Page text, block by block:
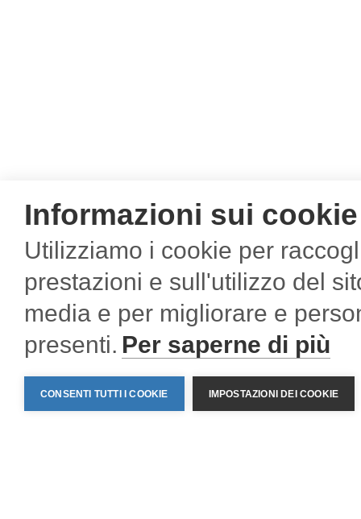
Home / applicazioni /
Sistemi d'ANTENNA al servizio
Poynting per TRASPORTI, MARINA, INDUSTRIA,
METERING
/ Soluzioni wireless
Contatti
Sartelco Sistemi S.r.l.
Via Torri Bianche, 1
20871 Vimercate (MB) - Italy
Tel +39-039-62905.1
Fax +39-039-62905.99
info@sartelco.it
C. F.,
Informazioni sui
Utilizziamo i cookie per
prestazioni e sull'utilizzo del
media e per migliorare e
presenti. Per saperne di più
CONSENTI TUTTI I COOKIE IMPOSTAZIONI DEI COOKIE